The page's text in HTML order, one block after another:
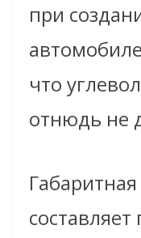
при
что
отнюдь не